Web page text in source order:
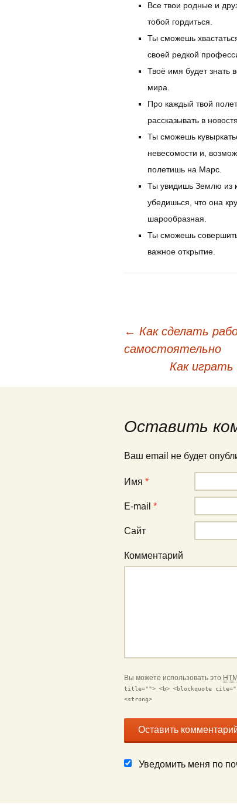
Все твои родные и
тобой гордиться.
Ты сможешь
своей редкой
Твоё имя будет знать
мира.
Про каждый твой
рассказывать в
Ты сможешь
невесомости и,
полетишь на Марс.
Ты увидишь Землю из
убедишься, что она
шарообразная.
Ты сможешь
важное открытие.
Навигация по
← Как сделать
самостоятельно
Как играть
Оставить
Ваш email не будет
Имя *
E-mail *
Сайт
Комментарий
Вы можете использовать это
title=""> <b> <blockquote
<strong>
Уведомить меня по